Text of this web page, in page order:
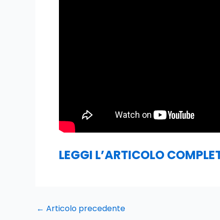
LEGGI L’ARTICOLO
← Articolo precedente